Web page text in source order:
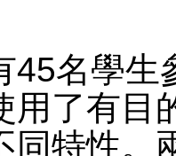
45名學生
用了有目
同特性。